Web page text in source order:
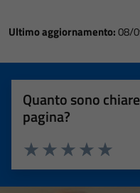
Ultimo aggiornamento:08/
Quanto sono
pagina?
Valuta 5
Valuta 4
Valuta 3 stelle
Valuta 2 stelle su 5
Valuta 1 stelle su 5